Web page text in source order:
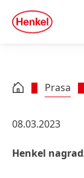
Skip to footer
quick
search
Prasa
08.03.2023
Henkel